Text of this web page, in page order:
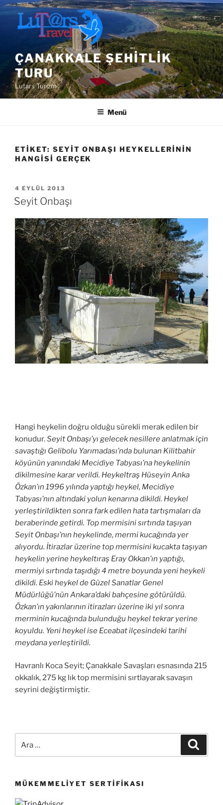
İçeriğe
geç
ÇANAKKALE ŞEHITLIK
TURU
Lutars Turizm
Menü
ETIKET: SEYIT ONBAŞI HEYKELLERININ
HANGISI GERÇEK
YAYIM
TARIHI
4 EYLÜL 2013
Seyit Onbaşı
Hangi heykelin doğru olduğu sürekli merak edilen bir
konudur.Seyit Onbaşı’yı gelecek nesillere anlatmak için
savaştığı Gelibolu Yarımadası’nda bulunan Kilitbahir
köyünün yanındaki Mecidiye Tabyası’na heykelinin
dikilmesine karar verildi. Heykeltraş Hüseyin Anka
Özkan’ın 1996 yılında yaptığı heykel, Mecidiye
Tabyası’nın altındaki yolun kenarına dikildi. Heykel
yerleştirildikten sonra fark edilen hata tartışmaları da
beraberinde getirdi. Top mermisini sırtında taşıyan
Seyit Onbaşı’nın heykelinde, mermi kucağında yer
alıyordu. İtirazlar üzerine top mermisini kucakta taşıyan
heykelin yerine heykeltıraş Eray Okkan’ın yaptığı,
mermiyi sırtında taşıdığı 4 metre boyunda yeni heykeli
dikildi. Eski heykel de Güzel Sanatlar Genel
Müdürlüğü’nün Ankara’daki bahçesine götürüldü.
Özkan’ın yakınlarının itirazları üzerine iki yıl sonra
merminin kucağında bulunduğu heykel tekrar yerine
koyuldu. Yeni heykel ise Eceabat ilçesindeki tarihi
meydana yerleştirildi.
Havranlı Koca Seyit; Çanakkale Savaşları esnasında 215
okkalık, 275 kg lık top mermisini sırtlayarak savaşın
seyrini değiştirmiştir.
MÜKEMMELIYET SERTIFIKASI